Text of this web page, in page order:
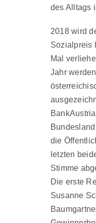
des Alltags
2018 wird
Sozialpreis
Mal
Jahr
die
letzten
Stimme
Die erste
Susanne